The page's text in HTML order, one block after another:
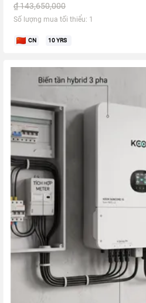
₫143,650,000
Số lượng mua tối thiểu: 1
CN 10YRS